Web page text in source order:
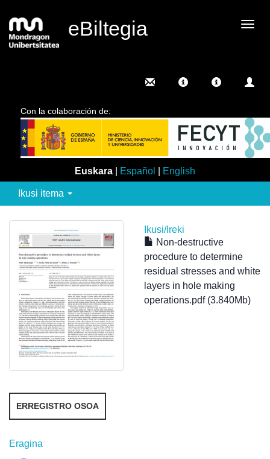
eBiltegia
Con la colaboración de:
Euskara Español English
Ikusi itema
Ikusi/Ireki
Non-destructive
procedure to determine
residual stresses and white
layers in hole making
operations.pdf (3.840Mb)
ERREGISTRO OSOA
Eragina